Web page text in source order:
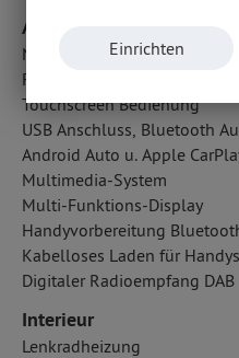
Audio & Kommunikation
Navigationssystem
Radio
Touchscreen Bedienung
USB Anschluss, Bluetooth
Android Auto u. Apple
Multimedia-System
Multi-Funktions-Display
Handyvorbereitung
Kabelloses Laden für Handys
Digitaler Radioempfang DAB
Interieur
Lenkradheizung
Einrichten